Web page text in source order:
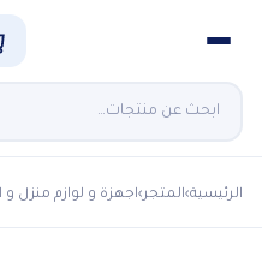
الرئيسية›المتجر›اجهزة و لوازم منزل و